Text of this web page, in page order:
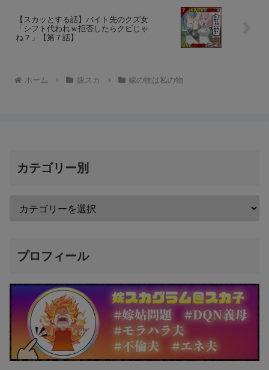
【スカッとする話】バイト先のクズ女
「シフト代われｗ拒否したらクビじゃ
ね？」【第７話】
ホーム 嫁スカ 嫁の物は私の物
カテゴリー別
プロフィール